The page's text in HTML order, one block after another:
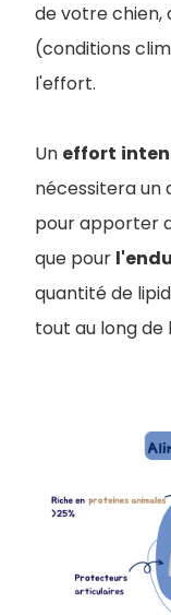
de votre chien,
(conditions
l'effort.
Un effort
nécessitera
pour apporter
que pour
quantité de
tout au long de